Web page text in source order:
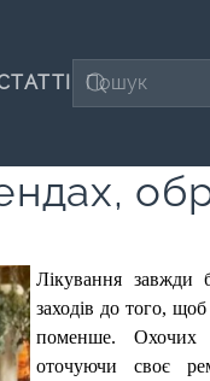
Лікування завжди
заходів до того,
поменше. Охочих
оточуючи своє